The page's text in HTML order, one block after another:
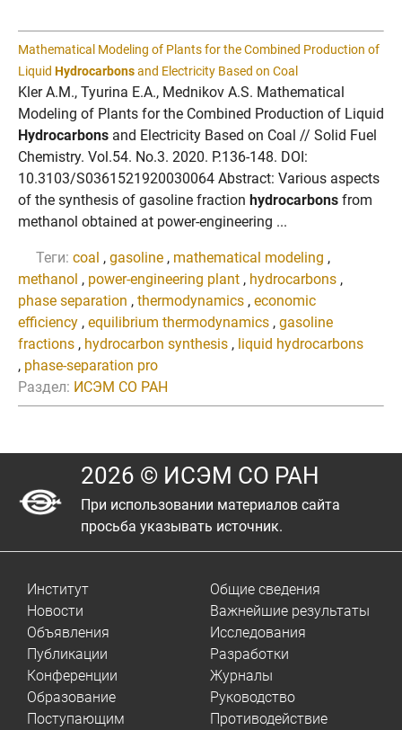
Mathematical Modeling of Plants for the Combined Production of
Liquid Hydrocarbonsand Electricity Based on Coal
Kler A.M., Tyurina E.A., Mednikov A.S. Mathematical
Modeling of Plants for the Combined Production of Liquid
Hydrocarbons and Electricity Based on Coal // Solid Fuel
Chemistry. Vol.54. No.3. 2020. P.136-148. DOI:
10.3103/S0361521920030064 Abstract: Various aspects
of the synthesis of gasoline fraction hydrocarbons from
methanol obtained at power-engineering ...
Теги: coal , gasoline , mathematical modeling ,
methanol , power-engineering plant , hydrocarbons ,
phase separation , thermodynamics , economic
efficiency , equilibrium thermodynamics , gasoline
fractions , hydrocarbon synthesis , liquid hydrocarbons
, phase-separation pro
Раздел: ИСЭМ СО РАН
2026 © ИСЭМ СО РАН
При использовании материалов сайта
просьба указывать источник.
Институт
Новости
Объявления
Публикации
Конференции
Образование
Поступающим
Общие сведения
Важнейшие результаты
Исследования
Разработки
Журналы
Руководство
Противодействие